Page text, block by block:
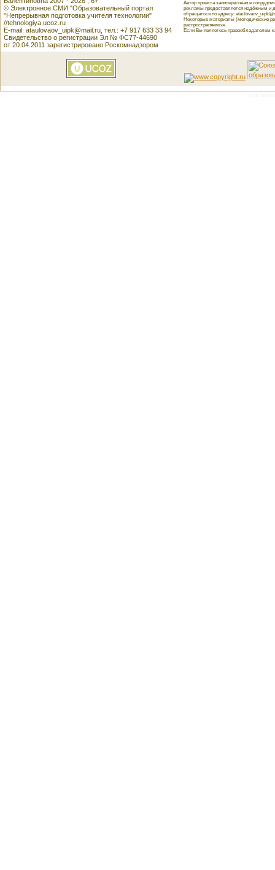
© Электронное СМИ "Образовательный портал
"Непрерывная подготовка учителя технологии"
//tehnologiya.ucoz.ru
E-mail: ataulovaov_uipk@mail.ru, тел.: +7 917 633 33 94
Свидетельство о регистрации Эл № ФС77-44690
от 20.04.2011 зарегистрировано Роскомнадзором
Автор проекта заинтересован в
рекламы предоставляется надёжным и
обращаться по адресу:
Некоторые материалы (методические
распространяемые.
Если Вы являетесь правообладателем